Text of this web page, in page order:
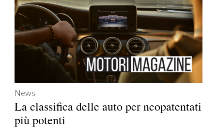
News
La classifica delle auto per neopatentati
più potenti